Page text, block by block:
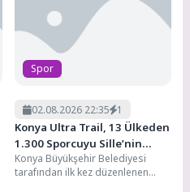
Spor
02.08.2026 22:35 1
Konya Ultra Trail, 13 Ülkeden
1.300 Sporcuyu Sille’nin
Doğasında Buluşturdu
Konya Büyükşehir Belediyesi
tarafından ilk kez düzenlenen